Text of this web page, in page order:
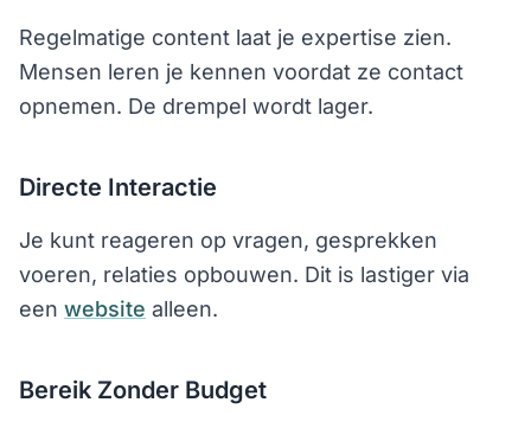
Regelmatige content laat je expertise zien.
Mensen leren je kennen voordat ze contact
opnemen. De drempel wordt lager.
Directe Interactie
Je kunt reageren op vragen, gesprekken
voeren, relaties opbouwen. Dit is lastiger via
een website alleen.
Bereik Zonder Budget